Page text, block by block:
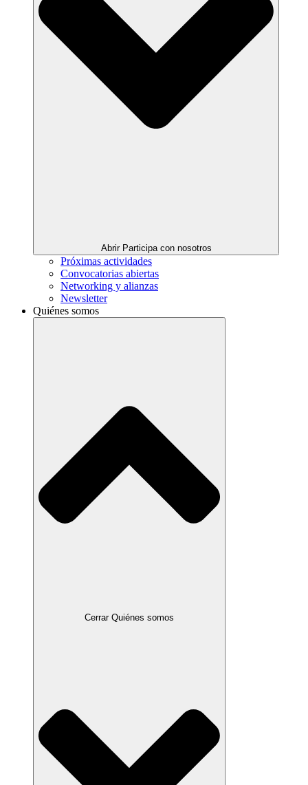
Abrir Participa con nosotros
Próximas actividades
Convocatorias abiertas
Networking y alianzas
Newsletter
Quiénes somos
Cerrar Quiénes somos